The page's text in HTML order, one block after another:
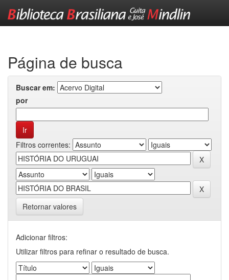
Página de busca
Buscar em:
por
Filtros correntes:
Retornar valores
Adicionar filtros:
Utilizar filtros para refinar o resultado de busca.